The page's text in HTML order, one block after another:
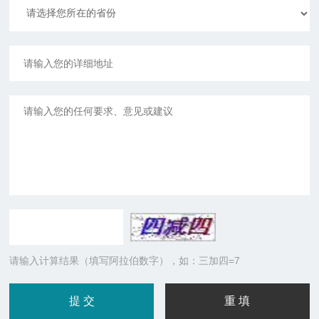
请输入计算结果（填写阿拉伯数字），如：三加四=7